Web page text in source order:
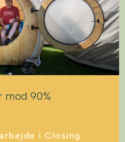
mod 90%
i Closing